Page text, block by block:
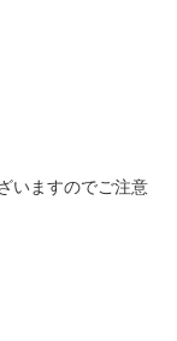
いますのでご注意